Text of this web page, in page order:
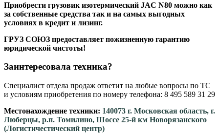
Приобрести грузовик изотермический JAC N80 можно как
за собственные средства так и на самых выгодных
условиях в кредит и лизинг.
ГРУЗ СОЮЗ предоставляет пожизненную гарантию
юридической чистоты!
Заинтересовала техника?
Специалист отдела продаж ответит на любые вопросы по ТС
и условиям приобретения по номеру телефона: 8 495 589 31 29
Местонахождение техники: 140073 г. Московская область, г.
Люберцы, р.п. Томилино, Шоссе 25-й км Новорязанского
(Логистичестический центр)